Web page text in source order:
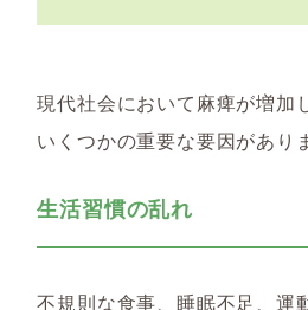
現代社会において麻痺が増加
いくつかの重要な要因があり
生活習慣の乱れ
不規則な食事、睡眠不足、運